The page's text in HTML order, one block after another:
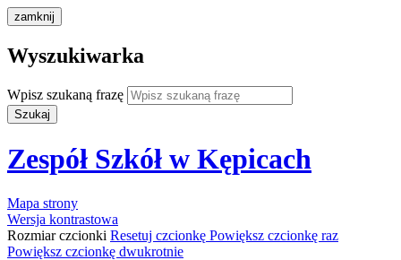
zamknij
Wyszukiwarka
Wpisz szukaną frazę
Szukaj
Zespół Szkół w Kępicach
Mapa strony
Wersja kontrastowa
Rozmiar czcionki Resetuj czcionkę Powiększ czcionkę raz
Powiększ czcionkę dwukrotnie